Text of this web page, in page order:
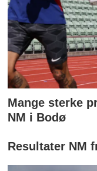
Mange sterke
NM i Bodø
Resultater NM